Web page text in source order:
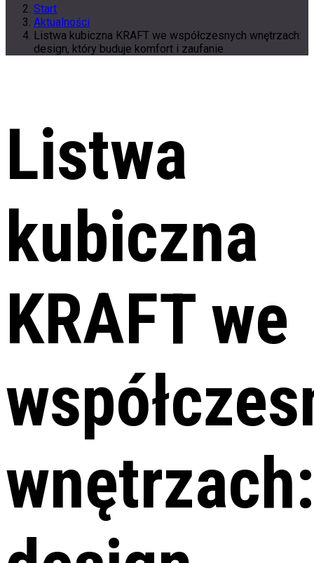
Start
Aktualności
Listwa kubiczna KRAFT we współczesnych wnętrzach:
design, który buduje komfort i zaufanie
Listwa
kubiczna
KRAFT we
wnętrzach: